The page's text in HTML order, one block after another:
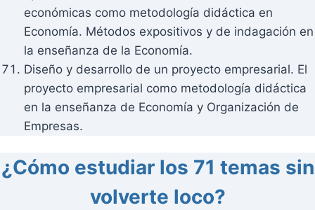
económicas como metodología didáctica en
Economía. Métodos expositivos y de indagación en
la enseñanza de la Economía.
Diseño y desarrollo de un proyecto empresarial. El
proyecto empresarial como metodología didáctica
en la enseñanza de Economía y Organización de
Empresas.
¿Cómo estudiar los 71 temas sin
volverte loco?